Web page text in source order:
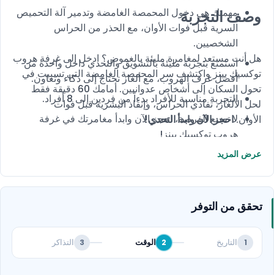
مهمتك هي دخول المحمصة الغامضة وتدمير آلة التحميص
السرية قبل فوات الأوان، مع الحذر من الحراس
الشخصيين.
استمتع بتجربة مليئة بالتشويق والتحدي داخل واحدة من
أفضل غرف الهروب، مع ألغاز تحتاج إلى ذكاء وتعاون.
التجربة مناسبة للأفراد بدءاً من فردين إلى 8 أفراد.
لا تضيع الفرصة، احجز الآن وابدأ مغامرتك في غرفة
هروب توكسيك بينز!
وصف التجربة
هل أنت مستعد لمغامرة مليئة بالغموض؟ ادخل إلى غرفة هروب
توكسيك بينز واكتشف سر المحمصة الغامضة التي تسببت في
تحول السكان إلى أشخاص عدوانيين. أمامك 60 دقيقة فقط
لحل الألغاز، تفادي الحراس، وإنقاذ البشرية قبل فوات
الأوان.احجز الآن وابدأ التحدي!
عرض المزيد
تحقق من التوفر
1 التاريخ 2 الوقت 3 التذاكر